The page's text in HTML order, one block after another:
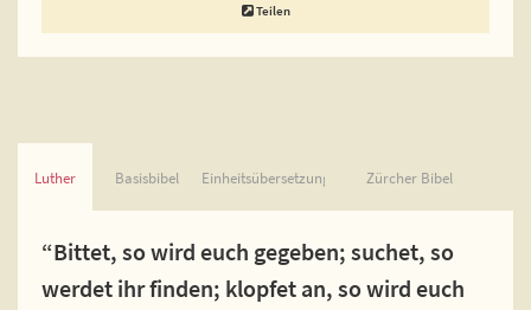
Teilen
Luther Basisbibel Einheitsübersetzung Zürcher Bibel
“Bittet, so wird euch gegeben; suchet, so
werdet ihr finden; klopfet an, so wird euch